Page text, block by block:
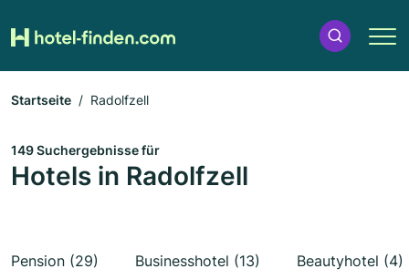
Startseite Radolfzell
149 Suchergebnisse für
Hotels in Radolfzell
Pension (29) Businesshotel (13) Beautyhotel (4)